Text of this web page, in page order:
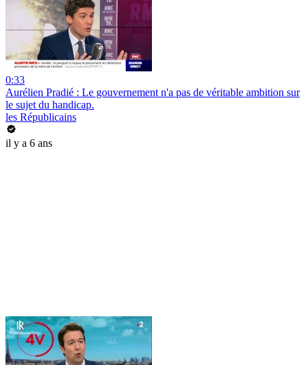
0:33
Aurélien Pradié : Le gouvernement n'a pas de véritable ambition sur
le sujet du handicap.
les Républicains
il y a 6 ans